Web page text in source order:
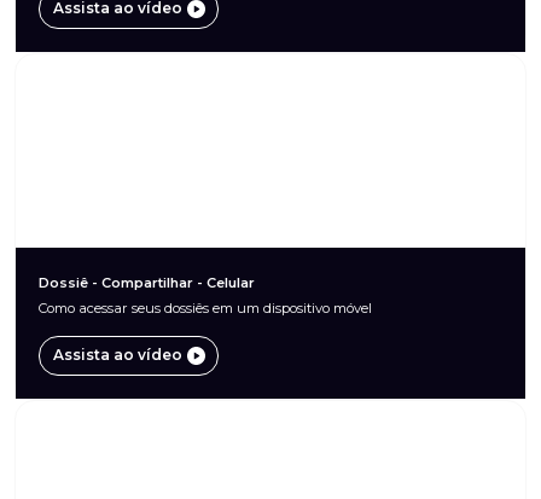
Assista ao vídeo
Dossiê - Compartilhar - Celular
Como acessar seus dossiês em um dispositivo móvel
Assista ao vídeo